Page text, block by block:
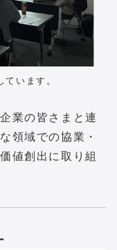
います。
業の皆さまと連
領域での協業・
値創出に取り組